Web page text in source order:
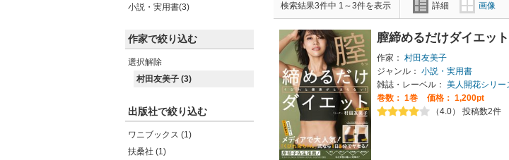
小説・実用書(3)
作家で絞り込む
選択解除
村田友美子 (3)
出版社で絞り込む
ワニブックス (1)
扶桑社 (1)
検索結果3件中 1～3件を表示 詳細 画像
膣締めるだけダイエッ
作家： 村田友美子
ジャンル： 小説・実用書
雑誌・レーベル： 美人開花シリー
巻数： 1巻
価格： 1,200pt
（4.0） 投稿数2件